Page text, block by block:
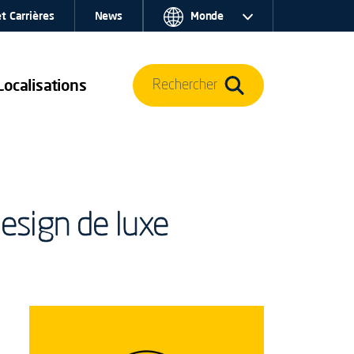
Carrières News Monde
Rechercher
de luxe